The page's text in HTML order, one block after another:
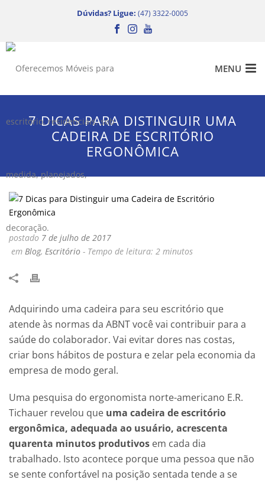
Dúvidas? Ligue: (47) 3322-0005
7 DICAS PARA DISTINGUIR UMA
CADEIRA DE ESCRITÓRIO
ERGONÔMICA
postado 7 de julho de 2017
em Blog, Escritório - Tempo de leitura: 2 minutos
Adquirindo uma cadeira para seu escritório que
atende às normas da ABNT você vai contribuir para a
saúde do colaborador. Vai evitar dores nas costas,
criar bons hábitos de postura e zelar pela economia da
empresa de modo geral.
Uma pesquisa do ergonomista norte-americano E.R.
Tichauer revelou que uma cadeira de escritório
ergonômica, adequada ao usuário, acrescenta
quarenta minutos produtivos em cada dia
trabalhado. Isto acontece porque uma pessoa que não
se sente confortável na posição sentada tende a se